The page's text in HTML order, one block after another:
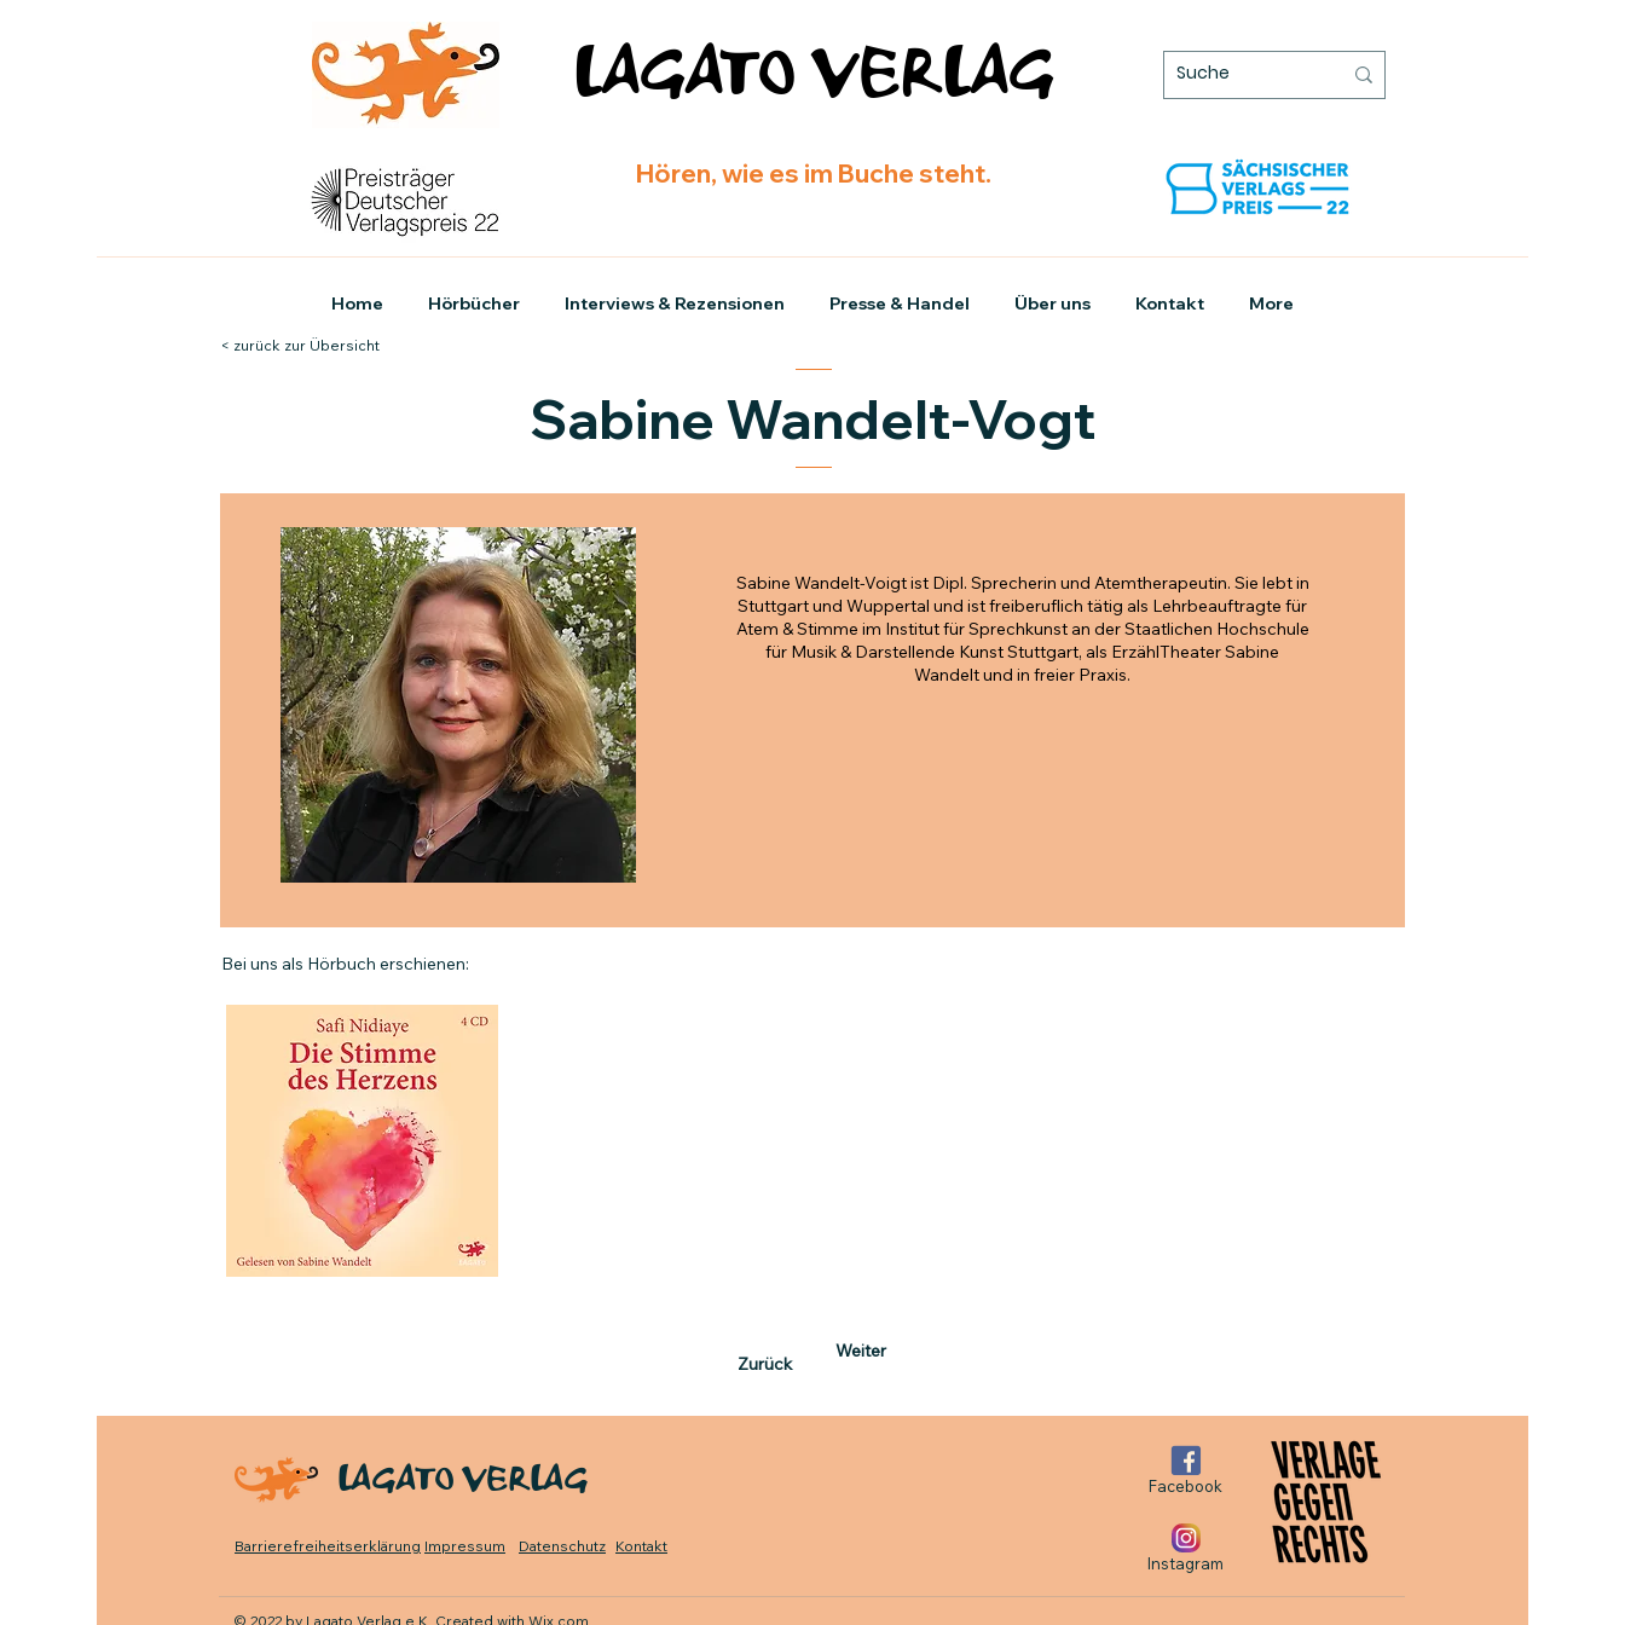
LAGATO VERLAG
Hören, wie es im Buche steht.
Sabine Wandelt-Vogt
< zurück zur Übersicht
Sabine Wandelt-Voigt ist Dipl. Sprecherin und Atemtherapeutin. Sie lebt in
Stuttgart und Wuppertal und ist freiberuflich tätig als Lehrbeauftragte für
Atem & Stimme im Institut für Sprechkunst an der Staatlichen Hochschule
für Musik & Darstellende Kunst Stuttgart, als ErzählTheater Sabine
Wandelt und in freier Praxis.
Bei uns als Hörbuch erschienen:
Zum Hörbuch
Zurück
Weiter
Home Hörbücher Interviews & Rezensionen Presse & Handel Über uns Kontakt More
LAGATO VERLAG
Impressum Datenschutz
Barrierefreiheitserklärung Kontakt
Facebook
Instagram
© 2022 by Lagato Verlag e.K. Created with Wix.com